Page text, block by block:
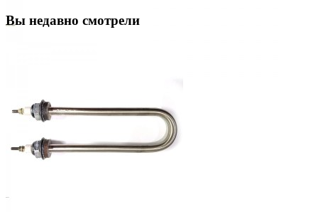
Вы недавно смотрели